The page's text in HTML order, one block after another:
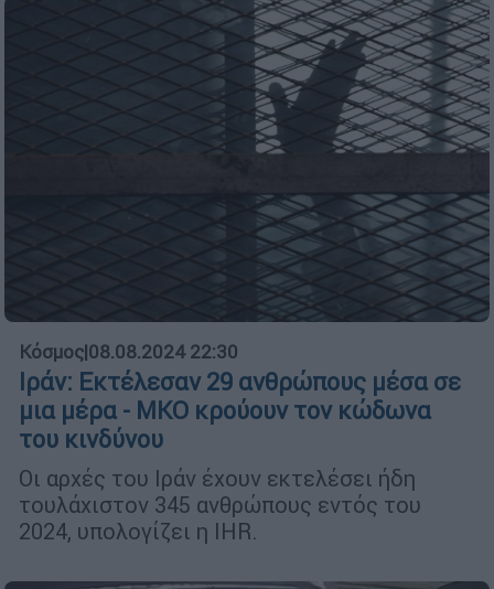
Κόσμος|08.08.2024 22:30
Ιράν: Εκτέλεσαν 29 ανθρώπους μέσα σε
μια μέρα - ΜΚΟ κρούουν τον κώδωνα
του κινδύνου
Οι αρχές του Ιράν έχουν εκτελέσει ήδη
τουλάχιστον 345 ανθρώπους εντός του
2024, υπολογίζει η IHR.